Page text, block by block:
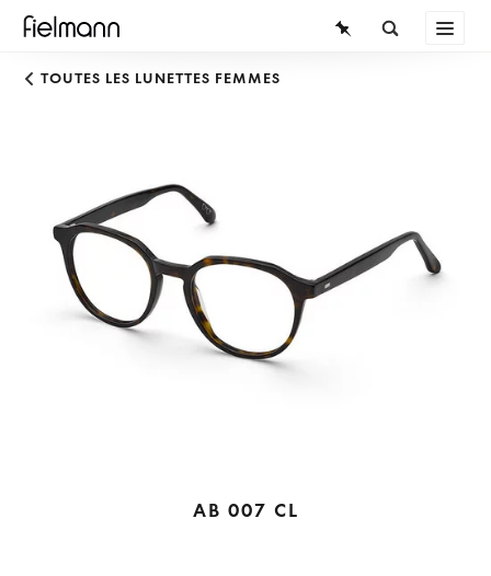
LUNETTES
LENTILLES DE CONTACT
CONNAISSANCES
SERVICE
TOUTES LES LUNETTES FEMMES
AB 007 CL